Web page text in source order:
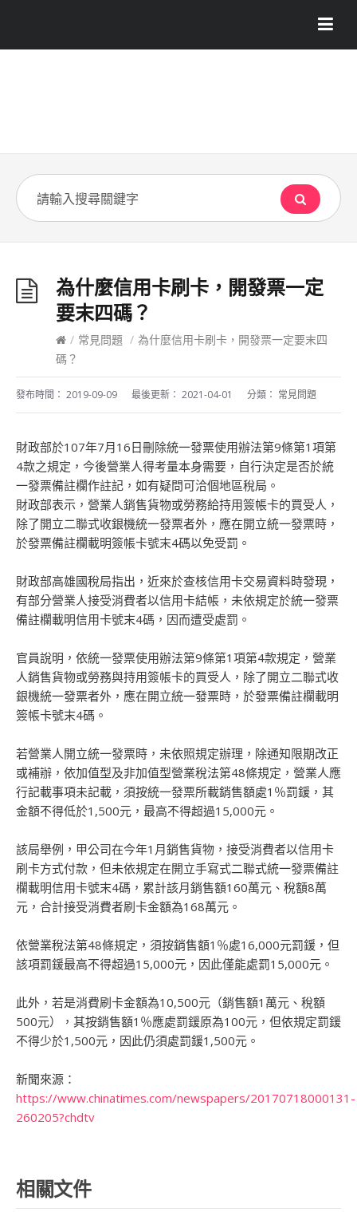
為什麼信用卡刷卡，開發票一定
要末四碼？
/ 常見問題 / 為什麼信用卡刷卡，開發票一定要末四
碼？
發布時間： 2019-09-09 最後更新： 2021-04-01 分類： 常見問題
財政部於107年7月16日刪除統一發票使用辦法第9條第1項第
4款之規定，今後營業人得考量本身需要，自行決定是否於統
一發票備註欄作註記，如有疑問可洽個地區稅局。
財政部表示，營業人銷售貨物或勞務給持用簽帳卡的買受人，
除了開立二聯式收銀機統一發票者外，應在開立統一發票時，
於發票備註欄載明簽帳卡號末4碼以免受罰。
財政部高雄國稅局指出，近來於查核信用卡交易資料時發現，
有部分營業人接受消費者以信用卡結帳，未依規定於統一發票
備註欄載明信用卡號末4碼，因而遭受處罰。
官員說明，依統一發票使用辦法第9條第1項第4款規定，營業
人銷售貨物或勞務與持用簽帳卡的買受人，除了開立二聯式收
銀機統一發票者外，應在開立統一發票時，於發票備註欄載明
簽帳卡號末4碼。
若營業人開立統一發票時，未依照規定辦理，除通知限期改正
或補辦，依加值型及非加值型營業稅法第48條規定，營業人應
行記載事項未記載，須按統一發票所載銷售額處1％罰鍰，其
金額不得低於1,500元，最高不得超過15,000元。
該局舉例，甲公司在今年1月銷售貨物，接受消費者以信用卡
刷卡方式付款，但未依規定在開立手寫式二聯式統一發票備註
欄載明信用卡號末4碼，累計該月銷售額160萬元、稅額8萬
元，合計接受消費者刷卡金額為168萬元。
依營業稅法第48條規定，須按銷售額1％處16,000元罰鍰，但
該項罰鍰最高不得超過15,000元，因此僅能處罰15,000元。
此外，若是消費刷卡金額為10,500元（銷售額1萬元、稅額
500元），其按銷售額1％應處罰鍰原為100元，但依規定罰鍰
不得少於1,500元，因此仍須處罰鍰1,500元。
新聞來源：
https://www.chinatimes.com/newspapers/20170718000131-
260205?chdtv
相關文件